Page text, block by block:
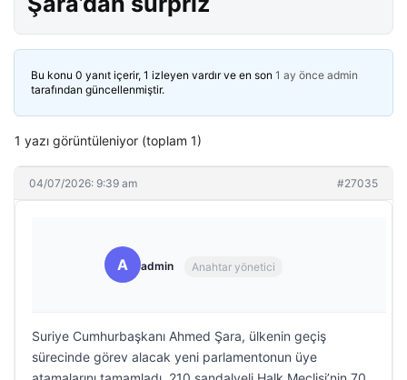
Bu konu 0 yanıt içerir, 1 izleyen vardır ve en son 1 ay önce admin
tarafından güncellenmiştir.
1 yazı görüntüleniyor (toplam 1)
04/07/2026: 9:39 am #27035
A admin Anahtar yönetici
Suriye Cumhurbaşkanı Ahmed Şara, ülkenin geçiş
sürecinde görev alacak yeni parlamentonun üye